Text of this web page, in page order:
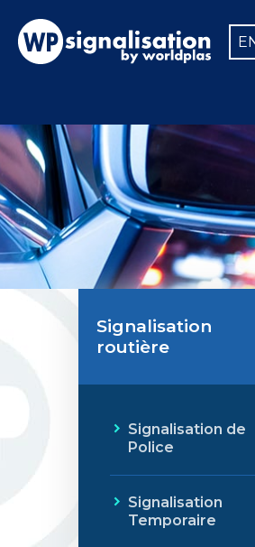
Signalisation
routière
Signalisation de
Police
Signalisation
Temporaire